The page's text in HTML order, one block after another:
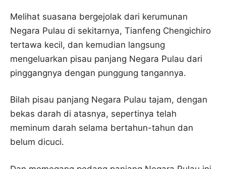
Melihat suasana bergejolak dari kerumunan
Negara Pulau di sekitarnya, Tianfeng Chengichiro
tertawa kecil, dan kemudian langsung
mengeluarkan pisau panjang Negara Pulau dari
pinggangnya dengan punggung tangannya.
Bilah pisau panjang Negara Pulau tajam, dengan
bekas darah di atasnya, sepertinya telah
meminum darah selama bertahun-tahun dan
belum dicuci.